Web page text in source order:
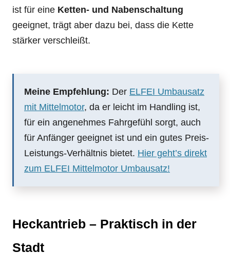
ist für eine Ketten- und Nabenschaltung
geeignet, trägt aber dazu bei, dass die Kette
stärker verschleißt.
Meine Empfehlung: Der ELFEI Umbausatz
mit Mittelmotor, da er leicht im Handling ist,
für ein angenehmes Fahrgefühl sorgt, auch
für Anfänger geeignet ist und ein gutes Preis-
Leistungs-Verhältnis bietet. Hier geht’s direkt
zum ELFEI Mittelmotor Umbausatz!
Heckantrieb – Praktisch in der
Stadt